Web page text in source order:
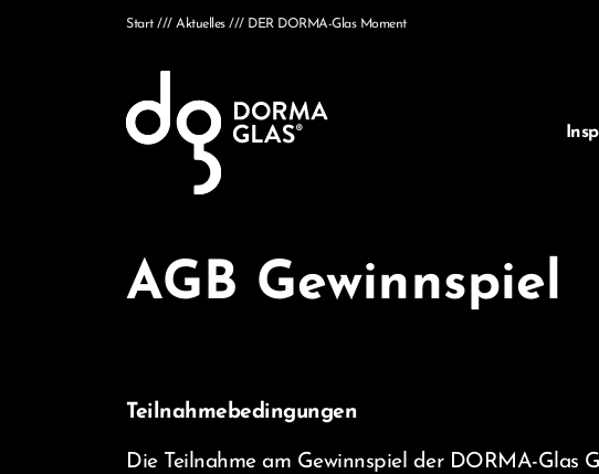
Start Aktuelles DER DORMA-Glas Moment
AGB Gewinnspiel
Teilnahmebedingungen
Die Teilnahme am Gewinnspiel der DORMA-Glas